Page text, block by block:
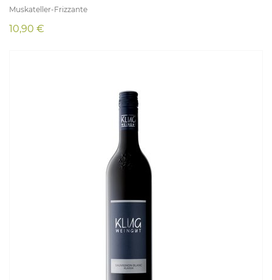
Muskateller-Frizzante
10,90 €